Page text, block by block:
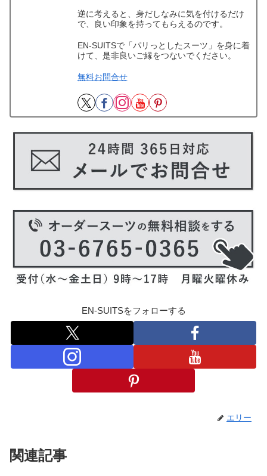
逆に考えると、身だしなみに気を付けるだけ
で、良い印象を持ってもらえるのです。
EN-SUITSで「パリっとしたスーツ」を身に着
けて、是非良いご縁をつないでください。
無料お問合せ
EN-SUITSをフォローする
エリー
関連記事